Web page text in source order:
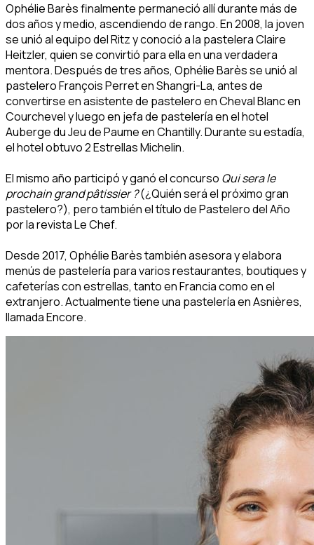
Ophélie Barès finalmente permaneció allí durante más de
dos años y medio, ascendiendo de rango. En 2008, la joven
se unió al equipo del Ritz y conoció a la pastelera Claire
Heitzler, quien se convirtió para ella en una verdadera
mentora. Después de tres años, Ophélie Barès se unió al
pastelero François Perret en Shangri-La, antes de
convertirse en asistente de pastelero en Cheval Blanc en
Courchevel y luego en jefa de pastelería en el hotel
Auberge du Jeu de Paume en Chantilly. Durante su estadía,
el hotel obtuvo 2 Estrellas Michelin.
El mismo año participó y ganó el concurso Qui sera le
prochain grand pâtissier ?(¿Quién será el próximo gran
pastelero?), pero también el título de Pastelero del Año
por la revista Le Chef.
Desde 2017, Ophélie Barès también asesora y elabora
menús de pastelería para varios restaurantes, boutiques y
cafeterías con estrellas, tanto en Francia como en el
extranjero. Actualmente tiene una pastelería en Asnières,
llamada Encore.